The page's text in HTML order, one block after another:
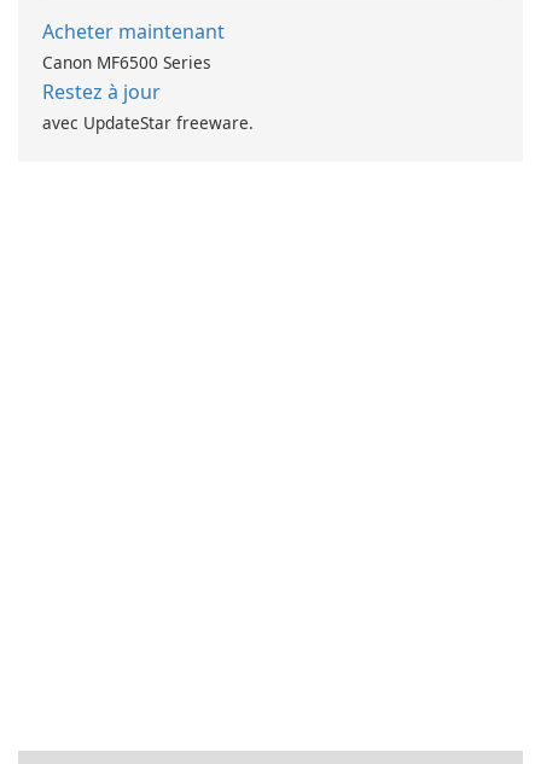
Acheter maintenant
Canon MF6500 Series
Restez à jour
avec UpdateStar freeware.